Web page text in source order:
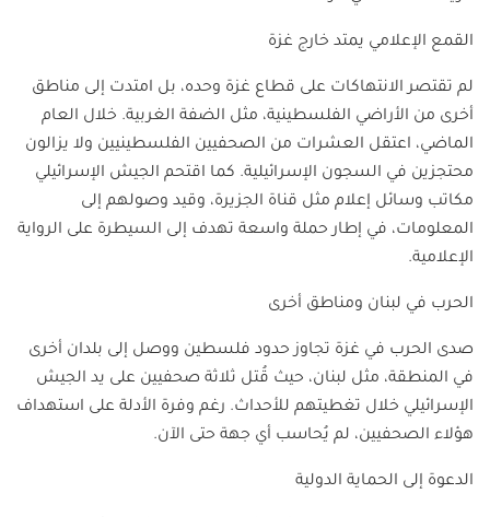
القمع الإعلامي يمتد خارج غزة
لم تقتصر الانتهاكات على قطاع غزة وحده، بل امتدت إلى مناطق
أخرى من الأراضي الفلسطينية، مثل الضفة الغربية. خلال العام
الماضي، اعتقل العشرات من الصحفيين الفلسطينيين ولا يزالون
محتجزين في السجون الإسرائيلية. كما اقتحم الجيش الإسرائيلي
مكاتب وسائل إعلام مثل قناة الجزيرة، وقيد وصولهم إلى
المعلومات، في إطار حملة واسعة تهدف إلى السيطرة على الرواية
الإعلامية.
الحرب في لبنان ومناطق أخرى
صدى الحرب في غزة تجاوز حدود فلسطين ووصل إلى بلدان أخرى
في المنطقة، مثل لبنان، حيث قُتل ثلاثة صحفيين على يد الجيش
الإسرائيلي خلال تغطيتهم للأحداث. رغم وفرة الأدلة على استهداف
هؤلاء الصحفيين، لم يُحاسب أي جهة حتى الآن.
الدعوة إلى الحماية الدولية